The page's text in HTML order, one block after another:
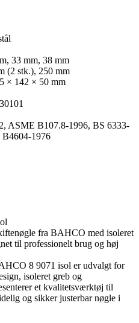
33 mm, 38 mm
(2 stk.), 250 mm
× 142 × 50 mm
ASME B107.8-1996, BS 6333-
B4604-1976
fra BAHCO med isoleret
til professionelt brug og høj
8 9071 isol er udvalgt for
isoleret greb og
et kvalitetsværktøj til
og sikker justerbar nøgle i